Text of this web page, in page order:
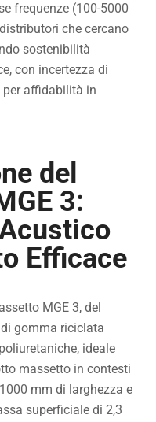
frequenze (100-5000
che cercano
sostenibilità
con incertezza di
per affidabilità in
del
3:
Efficace
MGE 3, del
di gomma riciclata
ideale
massetto in contesti
mm di larghezza e
superficiale di 2,3